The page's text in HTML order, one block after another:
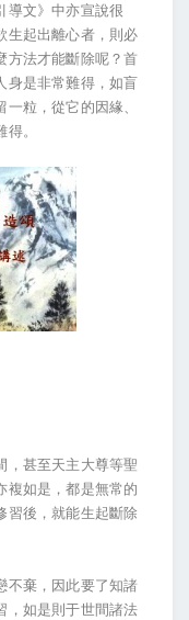
導文》中亦宣說很
生起出離心者，則必
方法才能斷除呢？首
身是非常難得，如盲
粒，從它的因緣、
。
甚至天主大尊等聖
複如是，都是無常的
習後，就能生起斷除
棄，因此要了知諸
，如是則于世間諸法